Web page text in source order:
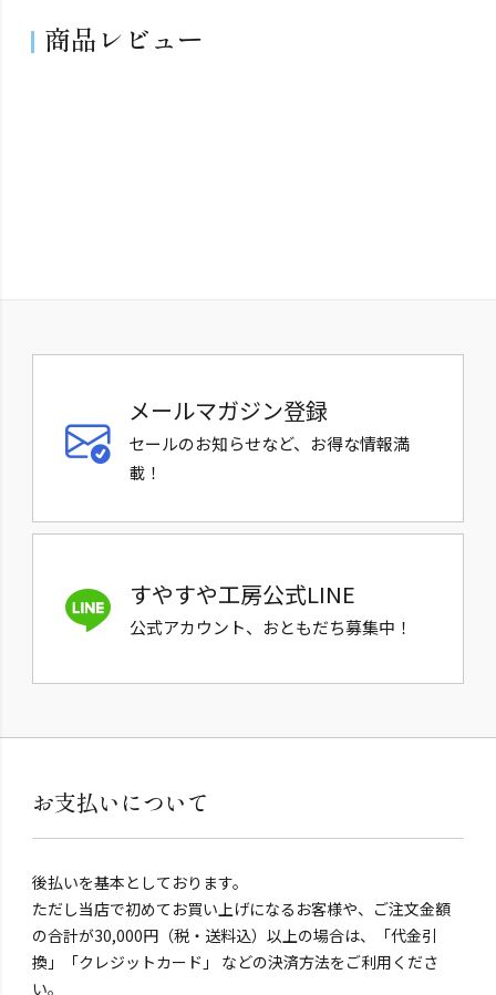
商品レビュー
メールマガジン登録
セールのお知らせなど、お得な情報満
載！
すやすや工房公式LINE
公式アカウント、おともだち募集中！
お支払いについて
後払いを基本としております。
ただし当店で初めてお買い上げになるお客様や、ご注文金額
の合計が30,000円（税・送料込）以上の場合は、「代金引
換」「クレジットカード」 などの決済方法をご利用くださ
い。